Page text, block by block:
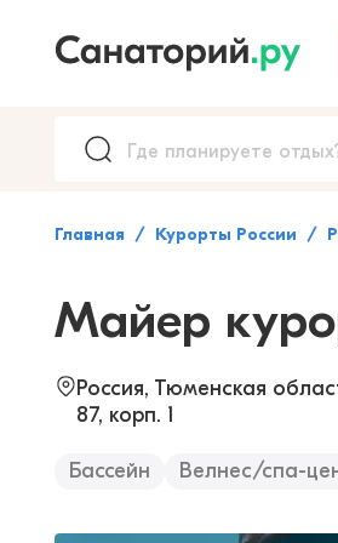
Главная Курорты России
Майер
Россия, Тюменская
87, корп. 1
Бассейн Велнес/спа-